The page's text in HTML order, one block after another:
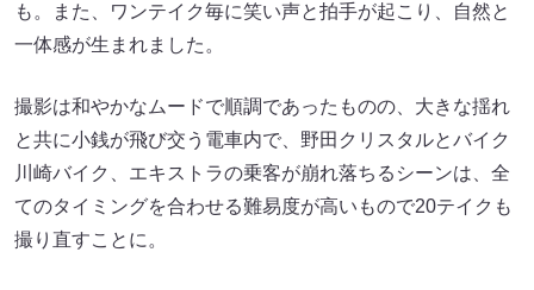
も。また、ワンテイク毎に笑い声と拍手が起こり、自然と
一体感が生まれました。
撮影は和やかなムードで順調であったものの、大きな揺れ
と共に小銭が飛び交う電車内で、野⽥クリスタルとバイク
川崎バイク、エキストラの乗客が崩れ落ちるシーンは、全
てのタイミングを合わせる難易度が高いもので20テイクも
撮り直すことに。